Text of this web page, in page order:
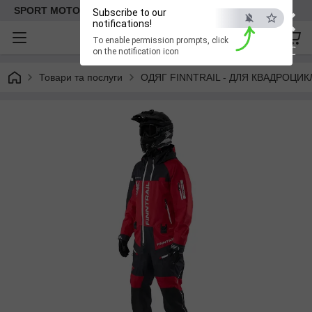
×
ESC
Subscribe to our
notifications!
To enable permission prompts, click
on the notification icon
SPORT MOTO | Інтернет-магазин мототоварів
Товари та послуги ОДЯГ FINNTRAIL - ДЛЯ